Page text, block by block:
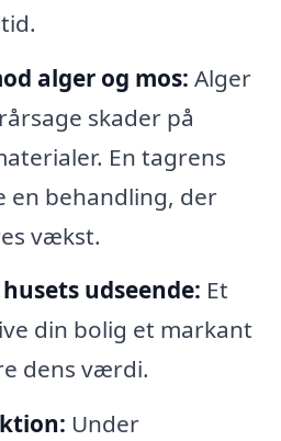
alger og mos: Alger
skader på
En tagrens
en behandling, der
vækst.
udseende: Et
din bolig et markant
dens værdi.
Under